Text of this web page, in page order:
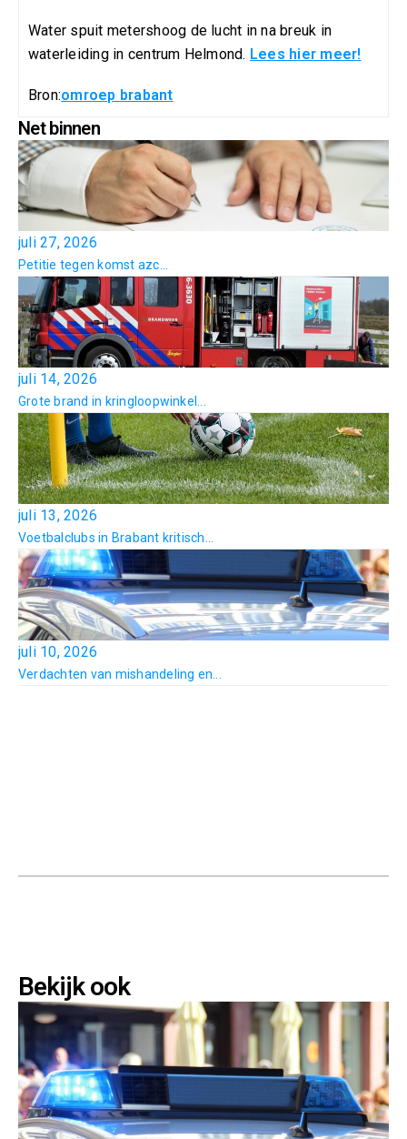
Water spuit metershoog de lucht in na breuk in
waterleiding in centrum Helmond. Lees hier meer!
Bron:omroep brabant
Net binnen
juli 27, 2026
Petitie tegen komst azc...
juli 14, 2026
Grote brand in kringloopwinkel...
juli 13, 2026
Voetbalclubs in Brabant kritisch...
juli 10, 2026
Verdachten van mishandeling en...
Bekijk ook